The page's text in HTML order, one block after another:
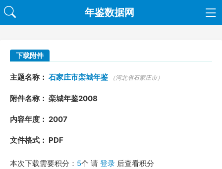
年鉴数据网
下载附件
主题名称： 石家庄市栾城年鉴 （河北省石家庄市）
附件名称： 栾城年鉴2008
内容年度： 2007
文件格式： PDF
本次下载需要积分： 5个 请 登录 后查看积分